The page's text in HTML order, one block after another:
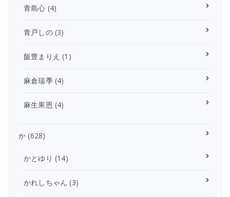
青島心 (4)
青戸しの(3)
飯豊まりえ (1)
麻倉瑞季(4)
麻生果恩 (4)
か (628)
かとゆり (14)
かれしちゃん (3)